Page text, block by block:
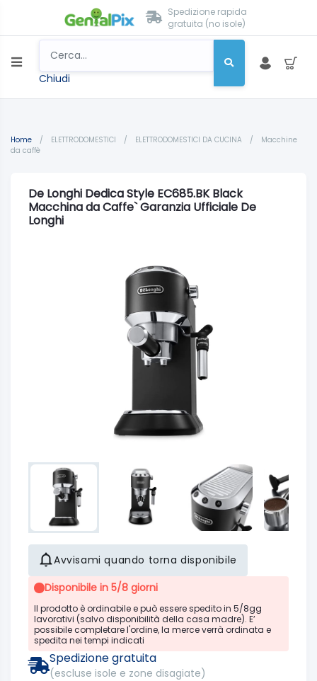
Spedizione rapida
gratuita (no isole)
Chiudi
Home / ELETTRODOMESTICI / ELETTRODOMESTICI DA CUCINA /
Macchine
da caffè
De Longhi Dedica Style EC685.BK Black
Macchina da Caffe` Garanzia Ufficiale De
Longhi
Avvisami quando torna disponibile
Disponibile in 5/8 giorni
Il prodotto è ordinabile e può essere spedito in 5/8gg
lavorativi (salvo disponibilità della casa madre). E’
possibile completare l'ordine, la merce verrà ordinata e
spedita nei tempi indicati
Spedizione gratuita
(escluse isole e zone disagiate)